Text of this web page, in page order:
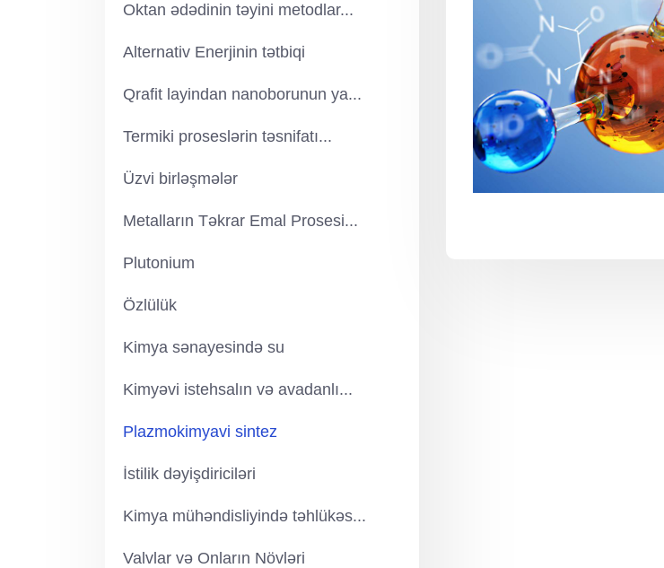
Oktan ədədinin təyini metodlar...
Alternativ Enerjinin tətbiqi
Qrafit layindan nanoborunun ya...
Termiki proseslərin təsnifatı...
Üzvi birləşmələr
Metalların Təkrar Emal Prosesi...
Plutonium
Özlülük
Kimya sənayesində su
Kimyəvi istehsalın və avadanlı...
Plazmokimyavi sintez
İstilik dəyişdiriciləri
Kimya mühəndisliyində təhlükəs...
Valvlar və Onların Növləri